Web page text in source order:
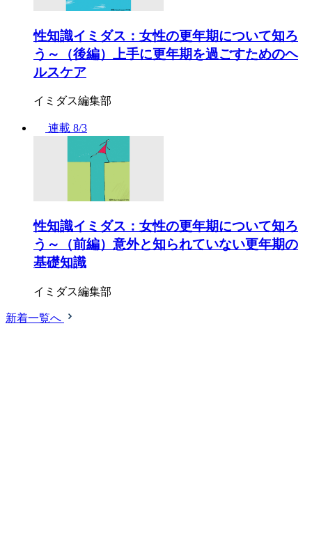
性知識イミダス：女性の更年期について知ろ
う～（後編）上手に更年期を過ごすためのヘ
ルスケア
イミダス編集部
連載 8/3
性知識イミダス：女性の更年期について知ろ
う～（前編）意外と知られていない更年期の
基礎知識
イミダス編集部
新着一覧へ